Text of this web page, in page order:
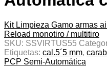
Kit Limpieza Gamo armas
Reload monotiro / multitiro
SKU: SSVIRTUS55
Etiquetas: cal.5´5 mm,
PCP Semi-Automática